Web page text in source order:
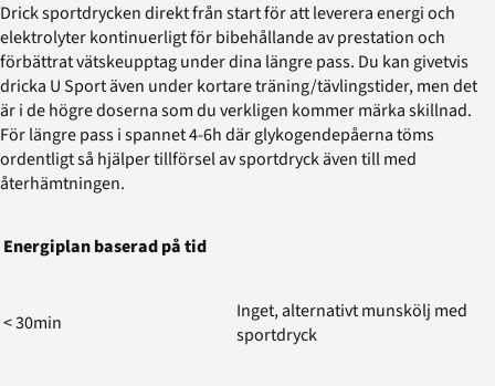
Drick sportdrycken direkt från start för att leverera energi och
elektrolyter kontinuerligt för bibehållande av prestation och
förbättrat vätskeupptag under dina längre pass. Du kan givetvis
dricka U Sport även under kortare träning/tävlingstider, men det
är i de högre doserna som du verkligen kommer märka skillnad.
För längre pass i spannet 4-6h där glykogendepåerna töms
ordentligt så hjälper tillförsel av sportdryck även till med
återhämtningen.
Energiplan baserad på tid
< 30min
Inget, alternativt munskölj med
sportdryck